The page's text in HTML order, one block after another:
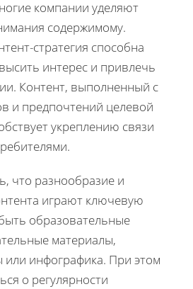
компании уделяют
содержимому.
стратегия способна
интерес и привлечь
Контент, выполненный с
и предпочтений целевой
укреплению связи
что разнообразие и
играют ключевую
образовательные
материалы,
или инфографика. При этом
о регулярности